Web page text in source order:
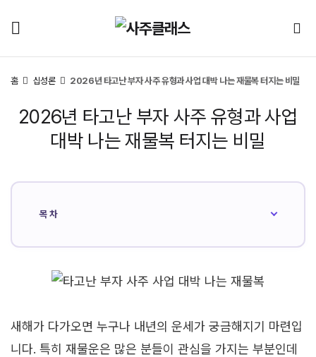
홈 십성론 2026년 타고난 부자 사주 유형과 사업 대박 나는 재물복 터지는 비밀
2026년 타고난 부자 사주 유형과 사업
대박 나는 재물복 터지는 비밀
목차
새해가 다가오면 누구나 내년의 운세가 궁금해지기 마련입
니다. 특히 재물운은 많은 분들이 관심을 가지는 부분인데